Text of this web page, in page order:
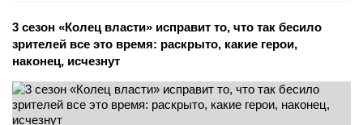
3 сезон «Колец власти» исправит то, что так бесило
зрителей все это время: раскрыто, какие герои,
наконец, исчезнут